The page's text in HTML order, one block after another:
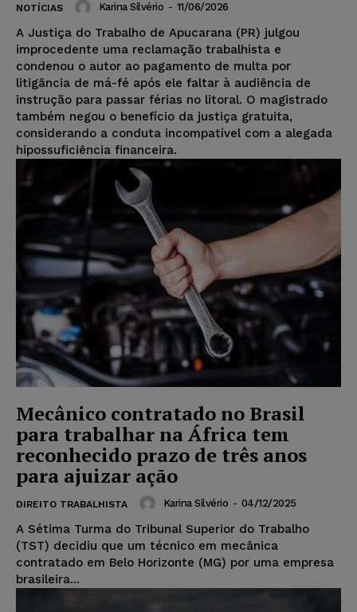
NOTÍCIAS Karina Silvério - 11/06/2026
A Justiça do Trabalho de Apucarana (PR) julgou
improcedente uma reclamação trabalhista e
condenou o autor ao pagamento de multa por
litigância de má-fé após ele faltar à audiência de
instrução para passar férias no litoral. O magistrado
também negou o benefício da justiça gratuita,
considerando a conduta incompatível com a alegada
hipossuficiência financeira.
Mecânico contratado no Brasil
para trabalhar na África tem
reconhecido prazo de três anos
para ajuizar ação
DIREITO TRABALHISTA Karina Silvério - 04/12/2025
A Sétima Turma do Tribunal Superior do Trabalho
(TST) decidiu que um técnico em mecânica
contratado em Belo Horizonte (MG) por uma empresa
brasileira...